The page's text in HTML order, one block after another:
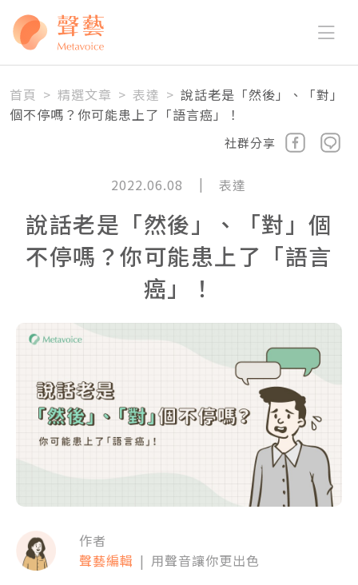
首頁 > 精選文章 > 表達 > 說話老是「然後」、「對」
個不停嗎？你可能患上了「語言癌」！
社群分享
2022.06.08 | 表達
說話老是「然後」、「對」個
不停嗎？你可能患上了「語言
癌」！
作者
聲藝編輯 | 用聲音讓你更出色